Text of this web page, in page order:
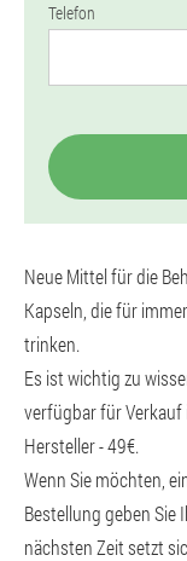
Telefon
Neue Mittel für die
Kapseln, die für
trinken.
Es ist wichtig zu
verfügbar für Verkauf
Hersteller - 49€.
Wenn Sie möchten,
Bestellung geben Sie
nächsten Zeit setzt